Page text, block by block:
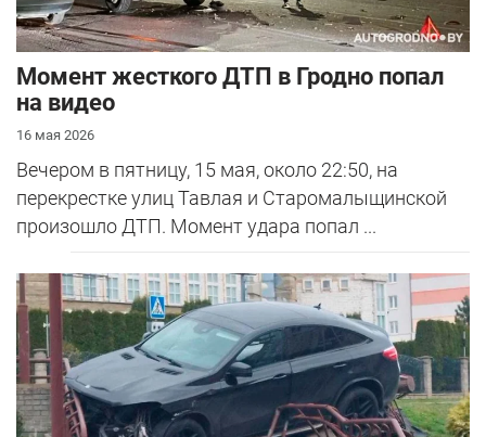
Момент жесткого ДТП в Гродно попал
на видео
16 мая 2026
Вечером в пятницу, 15 мая, около 22:50, на
перекрестке улиц Тавлая и Старомалыщинской
произошло ДТП. Момент удара попал ...